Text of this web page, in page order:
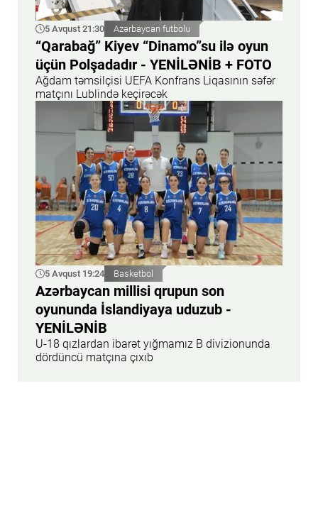
5 Avqust 21:30 Azərbaycan futbolu
“Qarabağ” Kiyev “Dinamo”su ilə oyun
üçün Polşadadır - YENİLƏNİB + FOTO
Ağdam təmsilçisi UEFA Konfrans Liqasının səfər
matçını Lublində keçirəcək
5 Avqust 19:24 Basketbol
Azərbaycan millisi qrupun son
oyununda İslandiyaya uduzub -
YENİLƏNİB
U-18 qızlardan ibarət yığmamız B divizionunda
dördüncü matçına çıxıb